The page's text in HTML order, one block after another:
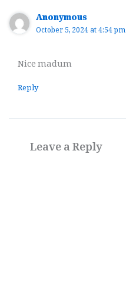
Anonymous
October 5, 2024 at 4:54 pm
Nice madum
Reply
Leave a Reply